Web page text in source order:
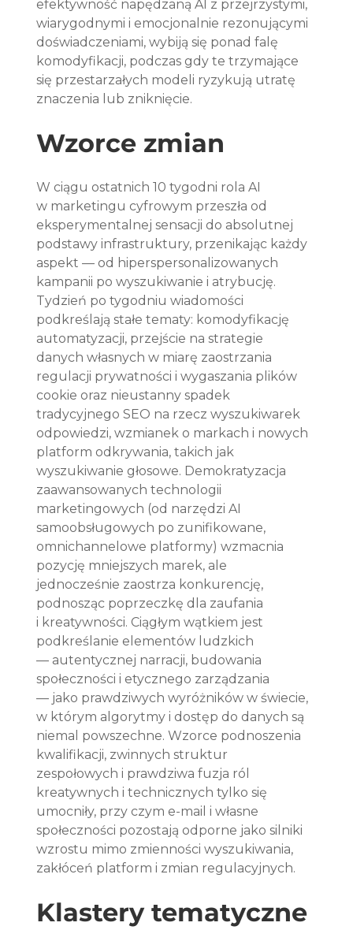
efektywność napędzaną AI z przejrzystymi,
wiarygodnymi i emocjonalnie rezonującymi
doświadczeniami, wybiją się ponad falę
komodyfikacji, podczas gdy te trzymające
się przestarzałych modeli ryzykują utratę
znaczenia lub zniknięcie.
Wzorce zmian
W ciągu ostatnich 10 tygodni rola AI
w marketingu cyfrowym przeszła od
eksperymentalnej sensacji do absolutnej
podstawy infrastruktury, przenikając każdy
aspekt — od hiperspersonalizowanych
kampanii po wyszukiwanie i atrybucję.
Tydzień po tygodniu wiadomości
podkreślają stałe tematy: komodyfikację
automatyzacji, przejście na strategie
danych własnych w miarę zaostrzania
regulacji prywatności i wygaszania plików
cookie oraz nieustanny spadek
tradycyjnego SEO na rzecz wyszukiwarek
odpowiedzi, wzmianek o markach i nowych
platform odkrywania, takich jak
wyszukiwanie głosowe. Demokratyzacja
zaawansowanych technologii
marketingowych (od narzędzi AI
samoobsługowych po zunifikowane,
omnichannelowe platformy) wzmacnia
pozycję mniejszych marek, ale
jednocześnie zaostrza konkurencję,
podnosząc poprzeczkę dla zaufania
i kreatywności. Ciągłym wątkiem jest
podkreślanie elementów ludzkich
— autentycznej narracji, budowania
społeczności i etycznego zarządzania
— jako prawdziwych wyróżników w świecie,
w którym algorytmy i dostęp do danych są
niemal powszechne. Wzorce podnoszenia
kwalifikacji, zwinnych struktur
zespołowych i prawdziwa fuzja ról
kreatywnych i technicznych tylko się
umocniły, przy czym e-mail i własne
społeczności pozostają odporne jako silniki
wzrostu mimo zmienności wyszukiwania,
zakłóceń platform i zmian regulacyjnych.
Klastery tematyczne